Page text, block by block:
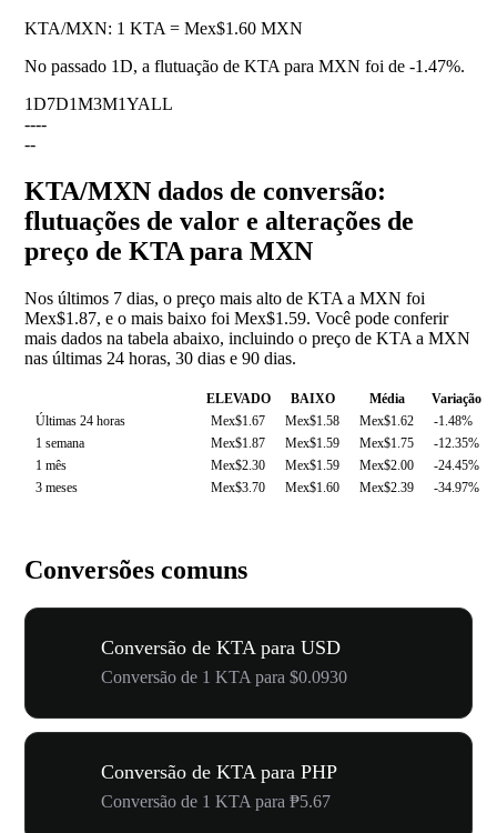
KTA/MXN: 1 KTA = Mex$1.60 MXN
No passado 1D, a flutuação de KTA para MXN foi de -1.47%.
1D7D1M3M1YALL
----
--
KTA/MXN dados de conversão:
flutuações de valor e alterações de
preço de KTA para MXN
Nos últimos 7 dias, o preço mais alto de KTA a MXN foi
Mex$1.87, e o mais baixo foi Mex$1.59. Você pode conferir
mais dados na tabela abaixo, incluindo o preço de KTA a MXN
nas últimas 24 horas, 30 dias e 90 dias.
ELEVADO BAIXO Média
Variação
Últimas 24 horas
Mex$1.67 Mex$1.58 Mex$1.62
-1.48%
1 semana
Mex$1.87 Mex$1.59 Mex$1.75
-12.35%
1 mês
Mex$2.30 Mex$1.59 Mex$2.00
-24.45%
3 meses
Mex$3.70 Mex$1.60 Mex$2.39 -34.97%
Conversões comuns
Conversão de KTA para USD
Conversão de 1 KTA para $0.0930
Conversão de KTA para PHP
Conversão de 1 KTA para ₱5.67